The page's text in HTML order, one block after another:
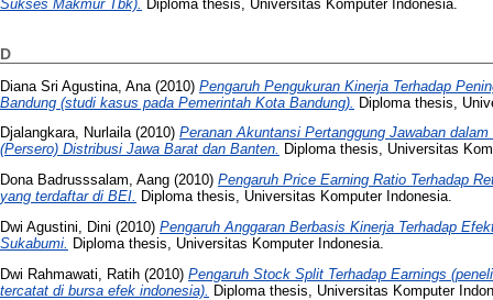
Sukses Makmur Tbk).
Diploma thesis, Universitas Komputer Indonesia.
D
Diana Sri Agustina, Ana (2010) Pengaruh Pengukuran Kinerja Terhadap
Bandung (studi kasus pada Pemerintah Kota Bandung). Diploma thesis,
Djalangkara, Nurlaila(2010) Peranan Akuntansi Pertanggung Jawaban
(Persero) Distribusi Jawa Barat dan Banten. Diploma thesis, Universitas
Dona Badrusssalam, Aang (2010) Pengaruh Price Earning Ratio Terhadap
yang terdaftar di BEI. Diploma thesis, Universitas Komputer Indonesia.
Dwi Agustini, Dini (2010) Pengaruh Anggaran Berbasis Kinerja Terhadap
Sukabumi.
Diploma thesis, Universitas Komputer Indonesia.
Dwi Rahmawati, Ratih (2010) Pengaruh Stock Split Terhadap Earnings
tercatat di bursa efek indonesia). Diploma thesis, Universitas Komputer